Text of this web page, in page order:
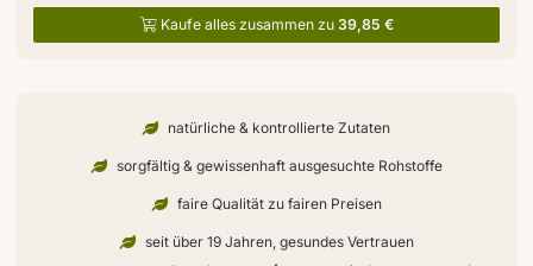
Kaufe alles zusammen zu 39,85 €
natürliche & kontrollierte Zutaten
sorgfältig & gewissenhaft ausgesuchte Rohstoffe
faire Qualität zu fairen Preisen
seit über 19 Jahren, gesundes Vertrauen